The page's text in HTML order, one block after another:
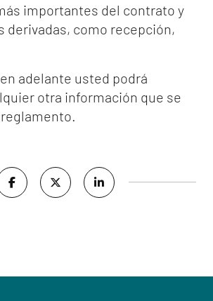
importantes del contrato y
derivadas, como recepción,
adelante usted podrá
otra información que se